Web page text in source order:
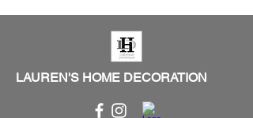
LAUREN'S HOME DECORATION